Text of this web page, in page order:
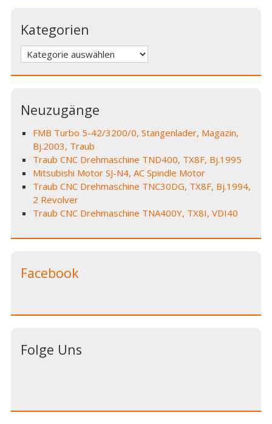
Kategorien
Kategorien
Neuzugänge
FMB Turbo 5-42/3200/0, Stangenlader, Magazin,
Bj.2003, Traub
Traub CNC Drehmaschine TND400, TX8F, Bj.1995
Mitsubishi Motor SJ-N4, AC Spindle Motor
Traub CNC Drehmaschine TNC30DG, TX8F, Bj.1994,
2 Revolver
Traub CNC Drehmaschine TNA400Y, TX8I, VDI40
Facebook
Folge Uns